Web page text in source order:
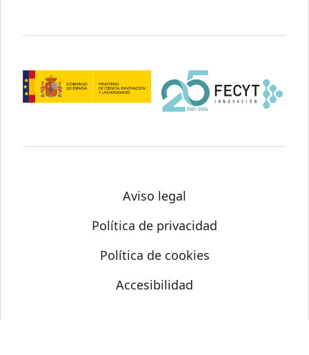
Aviso legal
Política de privacidad
Política de cookies
Accesibilidad